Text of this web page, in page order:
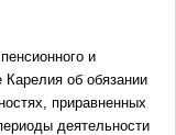
и
Карелия об обязании
приравненных
деятельности